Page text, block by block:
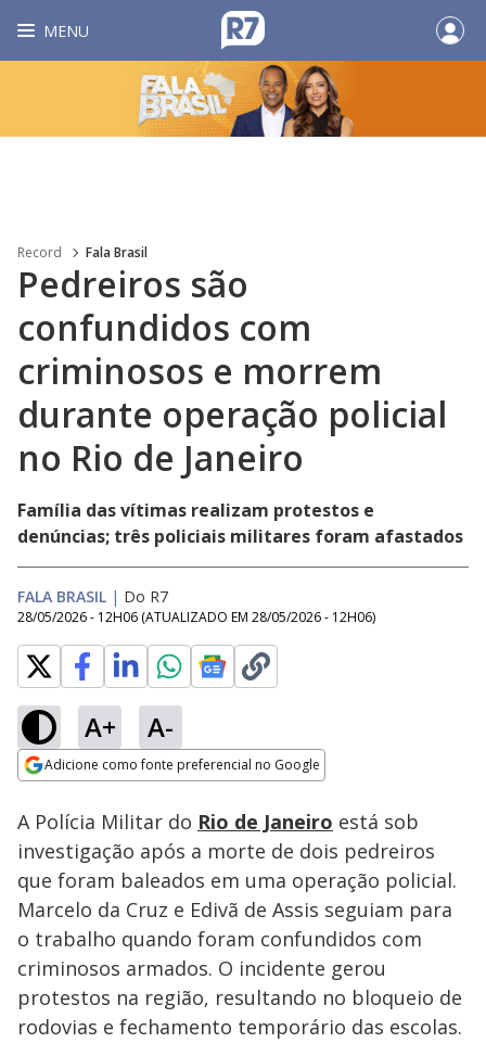
MENU
Record Fala Brasil
Pedreiros são
confundidos com
criminosos e morrem
durante operação policial
no Rio de Janeiro
Família das vítimas realizam protestos e
denúncias; três policiais militares foram afastados
FALA BRASIL | Do R7
28/05/2026 - 12H06 (ATUALIZADO EM 28/05/2026 - 12H06)
A+ A-
Adicione como fonte preferencial no Google
Ativar
Loaded
69.71%
A Polícia Militar do Rio de Janeiro está sob
investigação após a morte de dois pedreiros
que foram baleados em uma operação policial.
Marcelo da Cruz e Edivã de Assis seguiam para
o trabalho quando foram confundidos com
criminosos armados. O incidente gerou
protestos na região, resultando no bloqueio de
rodovias e fechamento temporário das escolas.